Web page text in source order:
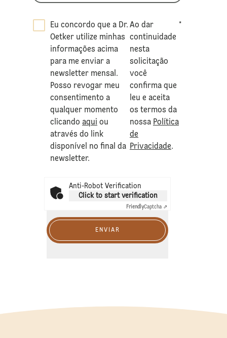
Eu concordo que a Dr.
Oetker utilize minhas
informações acima
para me enviar a
newsletter mensal.
Posso revogar meu
consentimento a
qualquer momento
clicando aqui ou
através do link
disponível no final da
newsletter.
Ao dar
continuidade
nesta
solicitação
você
confirma que
leu e aceita
os termos da
nossa Política
de
Privacidade.
*
Anti-Robot Verification
Click to start verification
FriendlyCaptcha ⇗
ENVIAR